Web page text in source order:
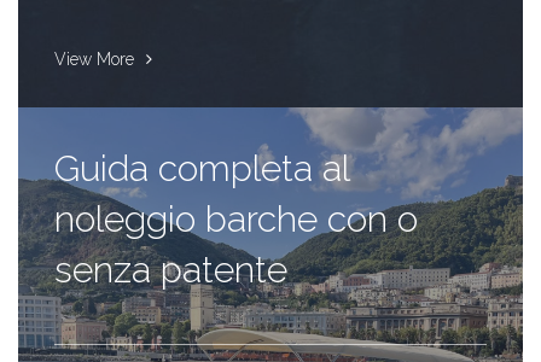
View More
Guida completa al
noleggio barche con o
senza patente